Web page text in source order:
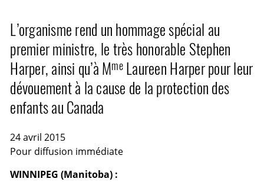
L’organisme rend un hommage spécial au
premier ministre, le très honorable Stephen
Harper, ainsi qu’à MmeLaureen Harper pour leur
dévouement à la cause de la protection des
enfants au Canada
24 avril 2015
Pour diffusion immédiate
WINNIPEG (Manitoba) :